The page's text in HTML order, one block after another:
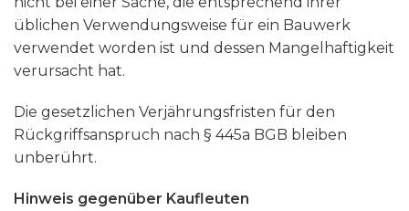
üblichen Verwendungsweise für ein Bauwerk
verwendet worden ist und dessen Mangelhaftigkeit
verursacht hat.
Die gesetzlichen Verjährungsfristen für den
Rückgriffsanspruch nach § 445a BGB bleiben
unberührt.
Hinweis gegenüber Kaufleuten